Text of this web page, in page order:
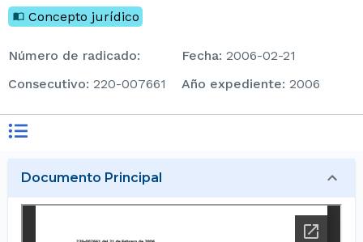
Concepto jurídico
Número de radicado: Fecha: 2006-02-21
consecutivo: 220-007661 Año expediente: 2006
Documento Principal